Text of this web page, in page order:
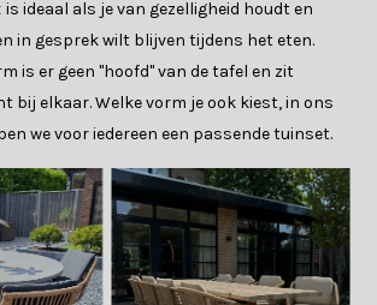
is ideaal als je van gezelligheid houdt en
in gesprek wilt blijven tijdens het eten.
is er geen "hoofd" van de tafel en zit
bij elkaar. Welke vorm je ook kiest, in ons
we voor iedereen een passende tuinset.